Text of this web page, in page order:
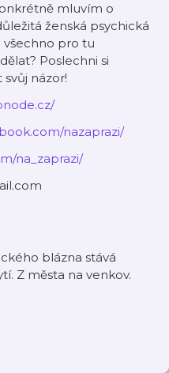
mluvím o
ženská psychická
všechno pro tu
Poslechni si
názor!
nazaprazi/
na_zaprazi/
blázna stává
Z města na venkov.